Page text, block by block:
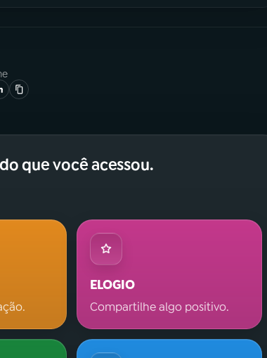
que você acessou.
ELOGIO
Compartilhe algo positivo.